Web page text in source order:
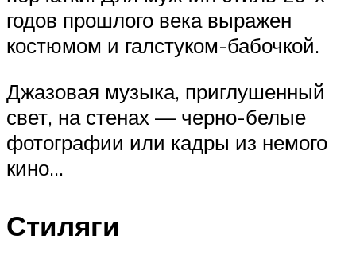
годов прошлого века выражен
костюмом и галстуком-бабочкой.
Джазовая музыка, приглушенный
свет, на стенах — черно-белые
фотографии или кадры из немого
кино…
Стиляги